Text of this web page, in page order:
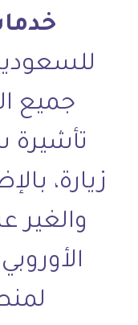
جميع
تأشيرة
زيارة،
والغير